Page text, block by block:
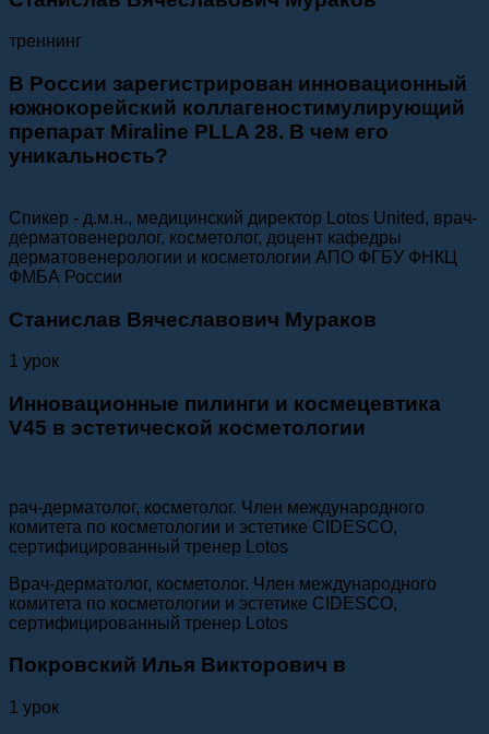
треннинг
В России зарегистрирован инновационный
южнокорейский коллагеностимулирующий
препарат Miraline PLLA 28. В чем его
уникальность?
Cпикер - д.м.н., медицинский директор Lotos United, врач-
дерматовенеролог, косметолог, доцент кафедры
дерматовенерологии и косметологии АПО ФГБУ ФНКЦ
ФМБА России
Станислав Вячеславович Мураков
1 урок
Инновационные пилинги и космецевтика
V45 в эстетической косметологии
рач-дерматолог, косметолог. Член международного
комитета по косметологии и эстетике CIDESCO,
сертифицированный тренер Lotos
Врач-дерматолог, косметолог. Член международного
комитета по косметологии и эстетике CIDESCO,
сертифицированный тренер Lotos
Покровский Илья Викторович в
1 урок